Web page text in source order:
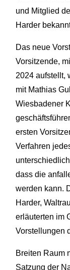
und Mitglied
Harder
Das neue
Vorsitzende,
2024 aufstellt,
mit Mathias
Wiesbadener
ersten
Verfahren
dass die
werden kann.
Harder,
erläuterten im
Vorstellungen
Breiten Raum
Satzung der